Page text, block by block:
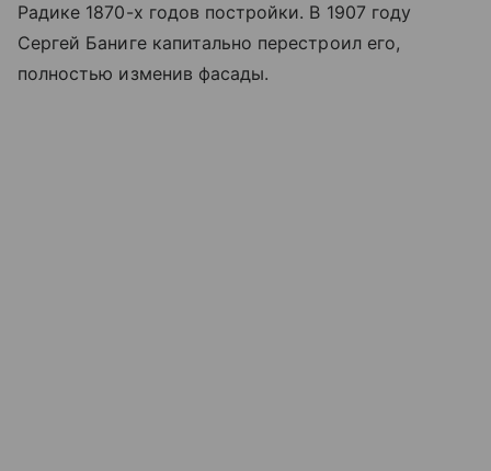
Радике 1870-х годов постройки. В 1907 году
Сергей Баниге капитально перестроил его,
полностью изменив фасады.